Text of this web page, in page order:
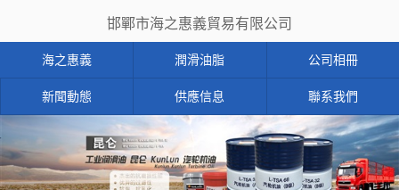
邯鄲市海之惠義貿易有限公司
海之惠義 潤滑油脂 公司相冊
新聞動態 供應信息 聯系我們